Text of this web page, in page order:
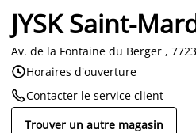
JYSK Saint-
Av. de la Fontaine du Berger ,
Horaires d'ouverture
Contacter le service client
Trouver un autre magasin